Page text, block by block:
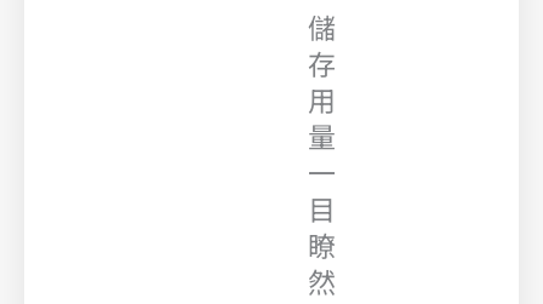
儲
存
用
量
一
目
瞭
然